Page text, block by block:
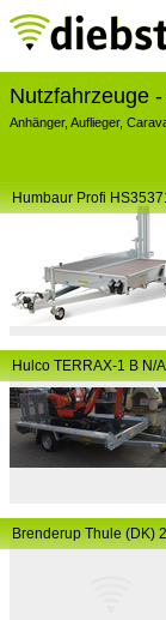
Nutzfahrzeuge
Anhänger, Auflieger,
Humbaur Profi
Hulco TERRAX-1 B N/
Brenderup Thule (DK)